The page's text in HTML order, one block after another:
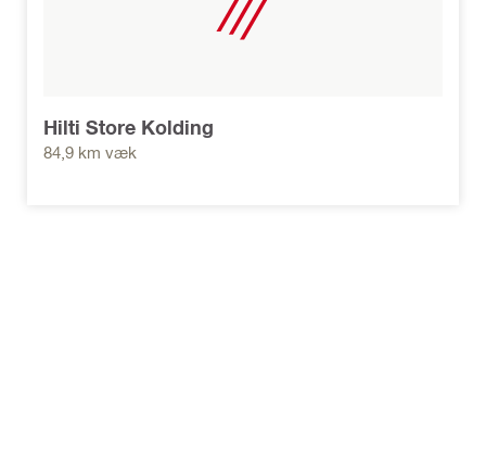
Hilti Store Kolding
84,9 km væk